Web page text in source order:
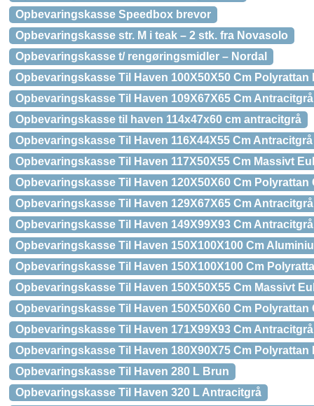
Opbevaringskasse Speedbox brevor
Opbevaringskasse str. M i teak – 2 stk. fra Novasolo
Opbevaringskasse t/ rengøringsmidler – Nordal
Opbevaringskasse Til Haven 100X50X50 Cm Polyrattan
Opbevaringskasse Til Haven 109X67X65 Cm Antracitgrå
Opbevaringskasse til haven 114x47x60 cm antracitgrå
Opbevaringskasse Til Haven 116X44X55 Cm Antracitgrå
Opbevaringskasse Til Haven 117X50X55 Cm Massivt
Opbevaringskasse Til Haven 120X50X60 Cm Polyrattan
Opbevaringskasse Til Haven 129X67X65 Cm Antracitgrå
Opbevaringskasse Til Haven 149X99X93 Cm Antracitgrå
Opbevaringskasse Til Haven 150X100X100 Cm
Opbevaringskasse Til Haven 150X100X100 Cm
Opbevaringskasse Til Haven 150X50X55 Cm Massivt
Opbevaringskasse Til Haven 150X50X60 Cm Polyrattan
Opbevaringskasse Til Haven 171X99X93 Cm Antracitgrå
Opbevaringskasse Til Haven 180X90X75 Cm Polyrattan
Opbevaringskasse Til Haven 280 L Brun
Opbevaringskasse Til Haven 320 L Antracitgrå